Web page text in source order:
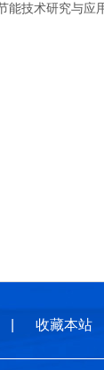
技术研究与应
收藏本站